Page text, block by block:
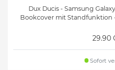
Dux Ducis - Samsung
Bookcover mit Standfunktion
29.90
Sofort